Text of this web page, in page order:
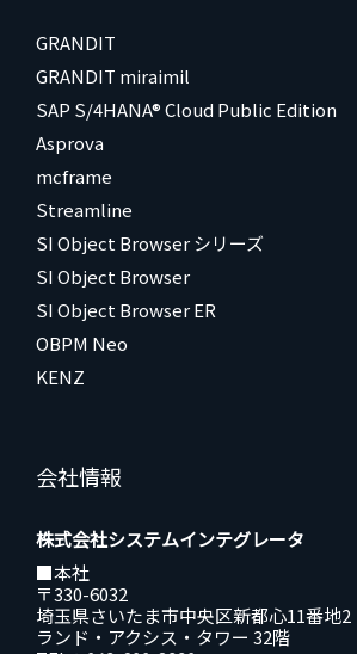
GRANDIT
GRANDIT miraimil
SAP S/4HANA® Cloud Public Edition
Asprova
mcframe
Streamline
SI Object Browser シリーズ
SI Object Browser
SI Object Browser ER
OBPM Neo
KENZ
会社情報
株式会社システムインテグレータ
■本社
〒330-6032
埼玉県さいたま市中央区新都心11番地2
ランド・アクシス・タワー 32階